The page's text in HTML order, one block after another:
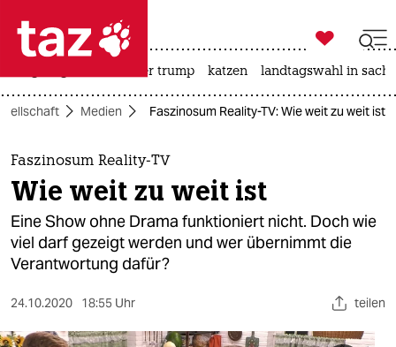
 taz zahl ich
taz zahl ich
themen
politik
öko
gesellschaft

taz zahl ich
usa unter trump katzen landtagswahl in
Medien Faszinosum Reality-TV: Wie weit zu weit ist
Faszinosum Reality-TV
Wie weit zu weit ist
Eine Show ohne Drama funktioniert nicht. Doch wie
viel darf gezeigt werden und wer übernimmt die
Verantwortung dafür?
24.10.2020 18:55 Uhr teilen